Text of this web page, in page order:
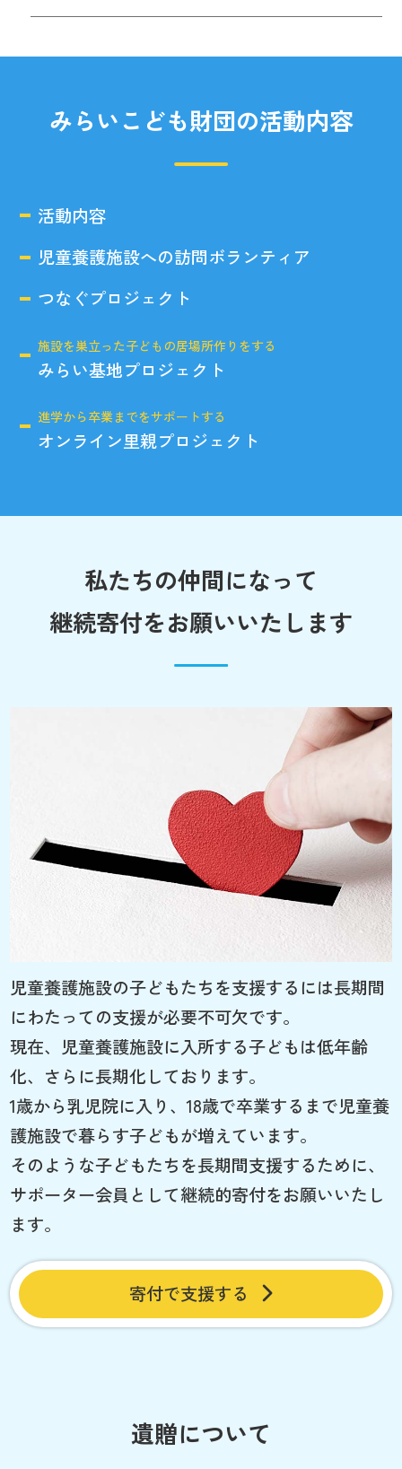
みらいこども財団の活動内容
活動内容
児童養護施設への訪問ボランティア
つなぐプロジェクト
施設を巣立った子どもの居場所作りをする
みらい基地プロジェクト
進学から卒業までをサポートする
オンライン里親プロジェクト
私たちの仲間になって
継続寄付をお願いいたします
児童養護施設の子どもたちを支援するには長期間
にわたっての支援が必要不可欠です。
現在、児童養護施設に入所する子どもは低年齢
化、さらに長期化しております。
1歳から乳児院に入り、18歳で卒業するまで児童養
護施設で暮らす子どもが増えています。
そのような子どもたちを長期間支援するために、
サポーター会員として継続的寄付をお願いいたし
ます。
寄付で支援する
遺贈について